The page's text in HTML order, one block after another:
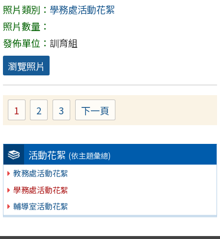
活動花絮 (依主題彙總)
教務處活動花絮
學務處活動花絮
輔導室活動花絮
照片類別： 學務處活動花絮
照片數量：
發佈單位： 訓育組
瀏覽照片
Page
1 Page
2 Page
3 下一頁